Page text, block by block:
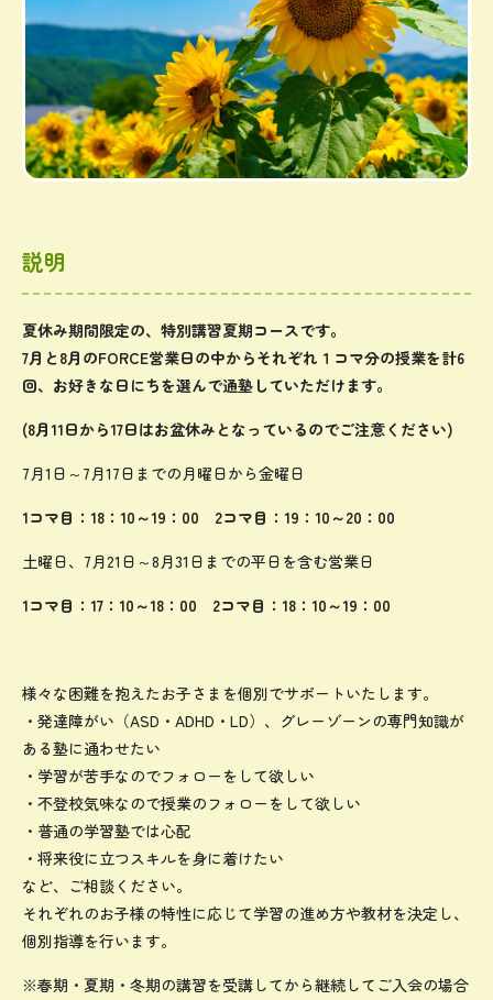
説明
夏休み期間限定の、特別講習夏期コースです。
7月と8月のFORCE営業日の中からそれぞれ１コマ分の授業を計6
回、お好きな日にちを選んで通塾していただけます。
(8月11日から17日はお盆休みとなっているのでご注意ください)
7月1日～7月17日までの月曜日から金曜日
1コマ目：18：10～19：00 2コマ目：19：10～20：00
土曜日、7月21日～8月31日までの平日を含む営業日
1コマ目：17：10～18：00 2コマ目：18：10～19：00
様々な困難を抱えたお子さまを個別でサポートいたします。
・発達障がい（ASD・ADHD・LD）、グレーゾーンの専門知識が
ある塾に通わせたい
・学習が苦手なのでフォローをして欲しい
・不登校気味なので授業のフォローをして欲しい
・普通の学習塾では心配
・将来役に立つスキルを身に着けたい
など、ご相談ください。
それぞれのお子様の特性に応じて学習の進め方や教材を決定し、
個別指導を行います。
※春期・夏期・冬期の講習を受講してから継続してご入会の場合